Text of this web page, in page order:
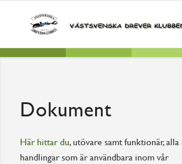
Dokument
Här hittar du, utövare samt funktionär,
handlingar som är användbara inom vår